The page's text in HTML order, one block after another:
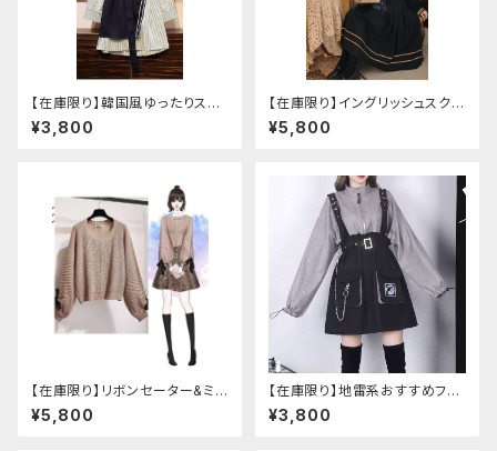
【在庫限り】韓国風ゆったりスタ
イルニットベスト ＋ ストライプシ
ャツ ベルト付き
¥3,800
【在庫限り】イングリッシュスクー
ルセットアップ
¥5,800
【在庫限り】リボンセーター&ミニ
スカート セットアップ
¥5,800
【在庫限り】地雷系おすすめフリ
ースセットアップ ワンピース＋ウ
エストストラップベルト
¥3,800